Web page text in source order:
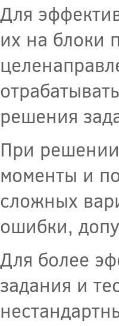
Для
их на блоки
решения
При
моменты и
сложных
ошибки,
Для более
задания и